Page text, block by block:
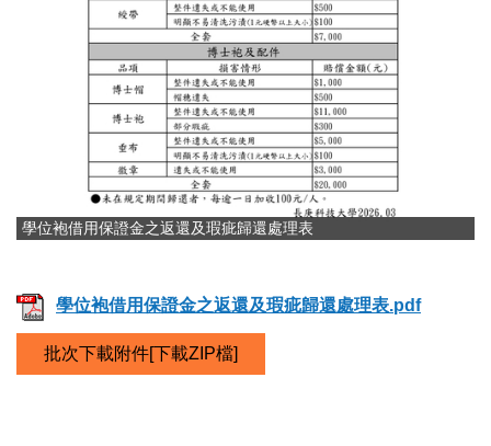
學位袍借用保證金之返還及瑕疵歸還處理表
學位袍借用保證金之返還及瑕疵歸還處理表.pdf
批次下載附件[下載ZIP檔]